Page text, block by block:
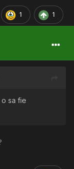
1 1
sa fie